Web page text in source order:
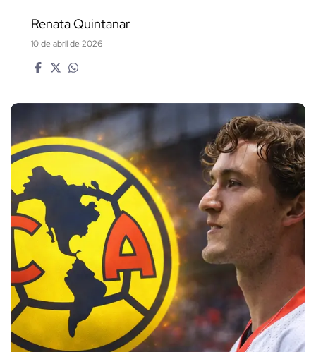
Renata Quintanar
10 de abril de 2026